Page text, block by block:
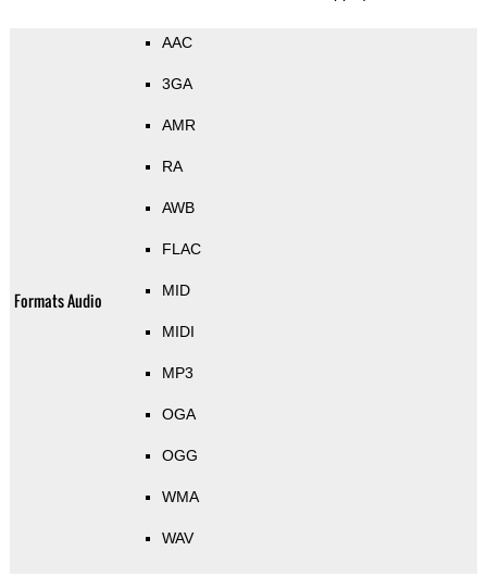
Formats Audio
AAC
3GA
AMR
RA
AWB
FLAC
MID
MIDI
MP3
OGA
OGG
WMA
WAV